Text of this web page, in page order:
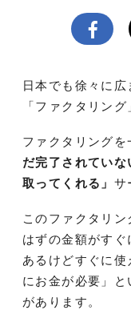
日本でも徐々に
「ファクタリング
ファクタリングを
だ完了されてい
取ってくれる」 サ
このファクタリ
はずの金額がす
あるけどすぐに
にお金が必要」
があります。